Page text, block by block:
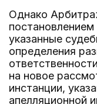
Однако
постановлением
указанные
определения
на новое
инстанции,
апелляционной